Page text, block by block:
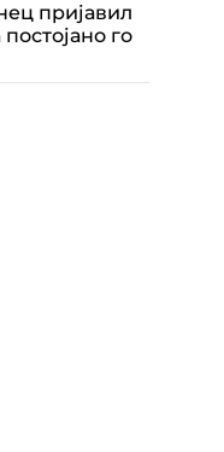
пријавил
го